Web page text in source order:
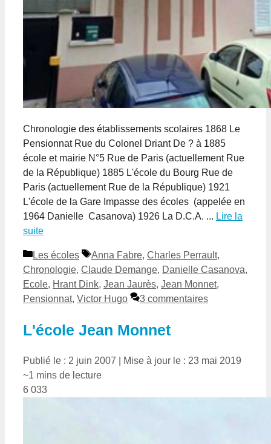
Chronologie des établissements scolaires 1868 Le
Pensionnat Rue du Colonel Driant De ? à 1885
école et mairie N°5 Rue de Paris (actuellement Rue
de la République) 1885 L'école du Bourg Rue de
Paris (actuellement Rue de la République) 1921
L'école de la Gare Impasse des écoles (appelée en
1964 Danielle Casanova) 1926 La D.C.A. ... Lire la
suite
Catégories
Les écoles Étiquettes
Anna Fabre, Charles Perrault,
Chronologie, Claude Demange, Danielle Casanova,
Ecole, Hrant Dink, Jean Jaurès, Jean Monnet,
Pensionnat, Victor Hugo 3 commentaires
L'école Jean Monnet
Publié le : 2 juin 2007
Mise à jour le : 23 mai 2019
~1 mins de lecture
6 033